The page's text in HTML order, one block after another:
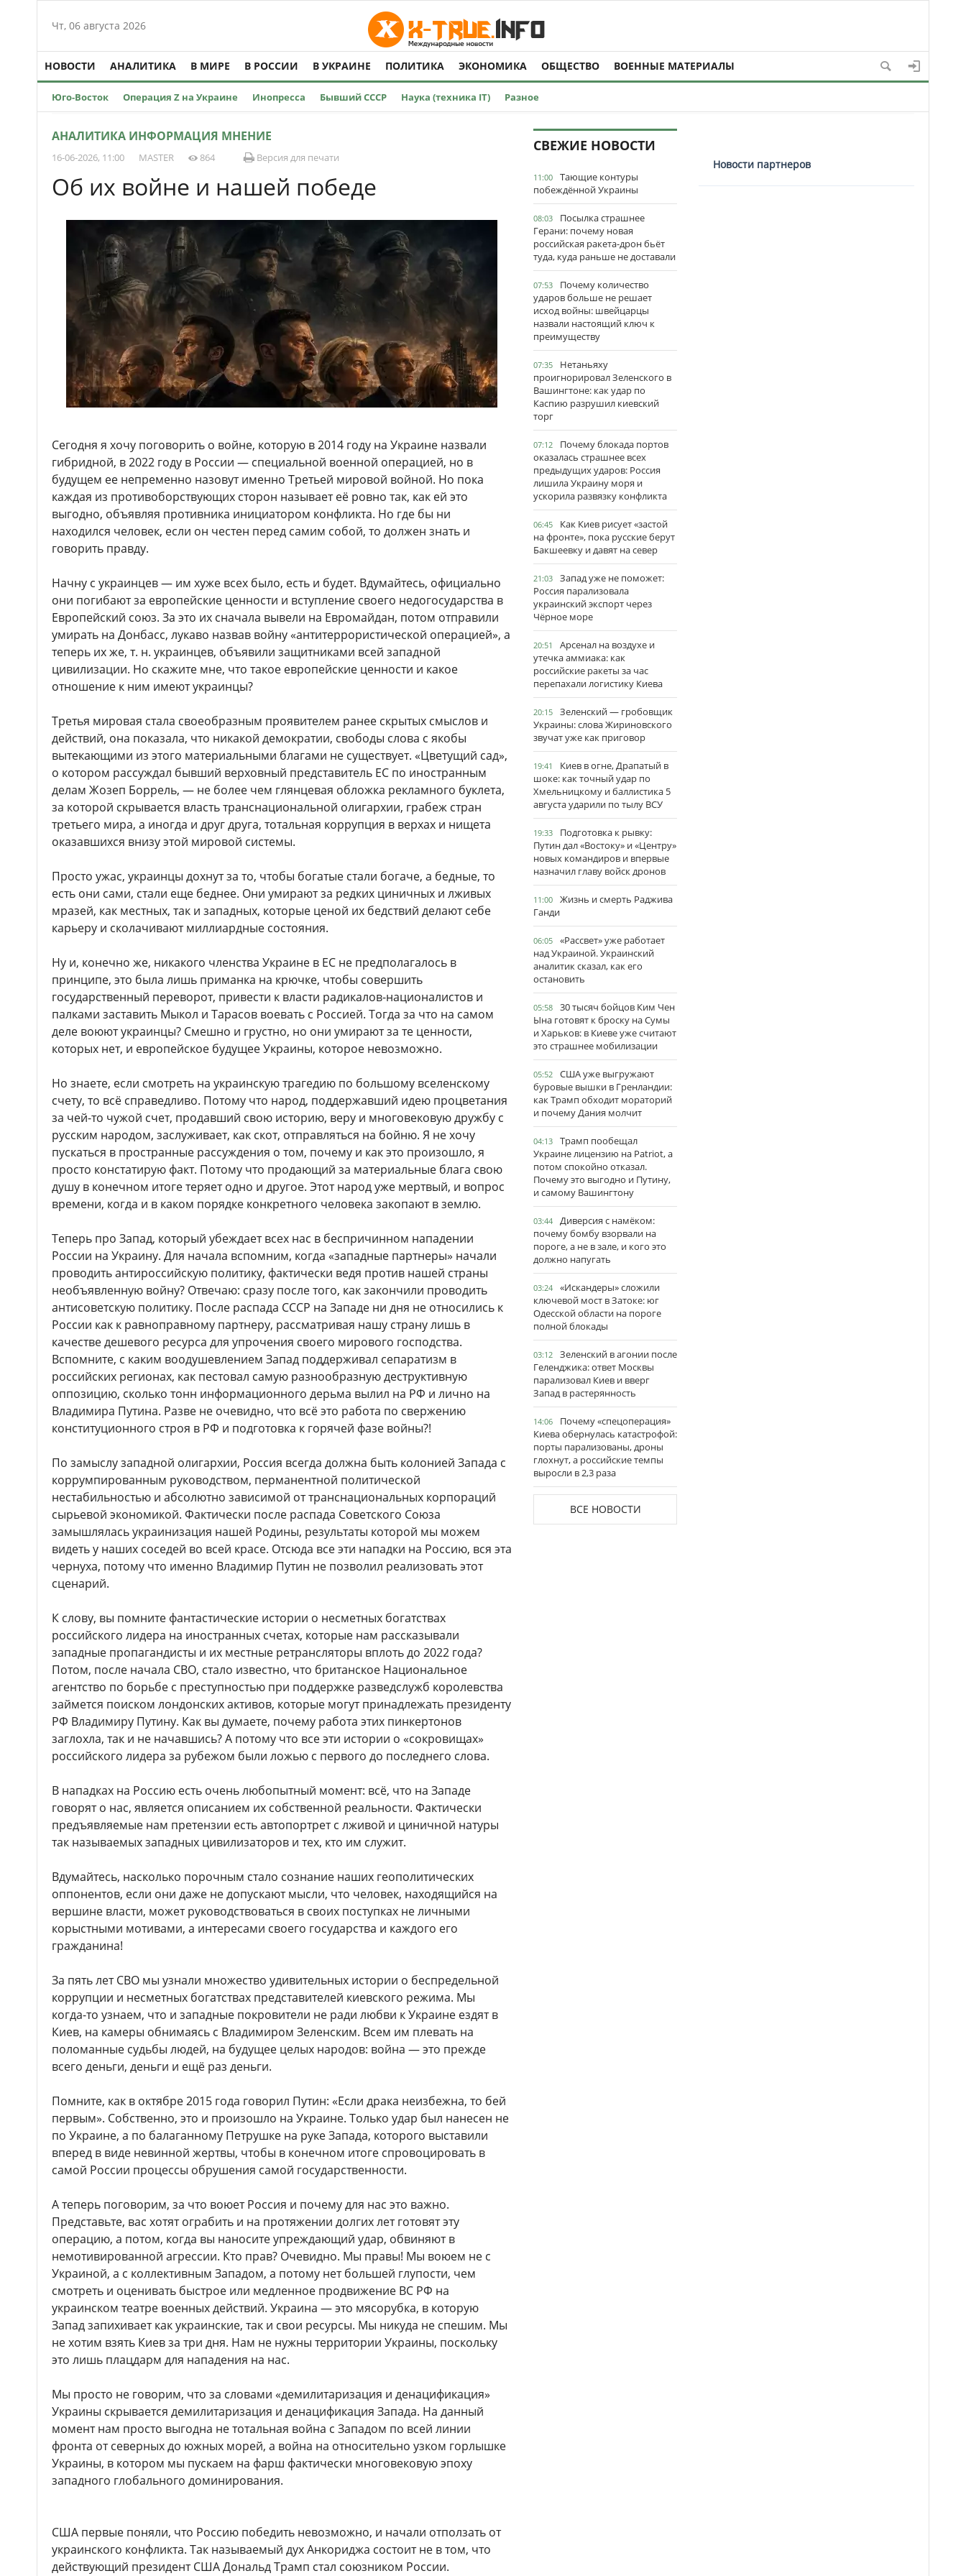
Чт, 06 августа 2026
НОВОСТИ АНАЛИТИКА В МИРЕ В РОССИИ В УКРАИНЕ ПОЛИТИКА ЭКОНОМИКА ОБЩЕСТВО ВОЕННЫЕ МАТЕРИАЛЫ
Юго-Восток Операция Z на Украине Инопресса Бывший СССР Наука (техника IT) Разное
АНАЛИТИКА ИНФОРМАЦИЯ МНЕНИЕ
16-06-2026, 11:00 MASTER 864 Версия для печати
Об их войне и нашей победе
Сегодня я хочу поговорить о войне, которую в 2014 году на Украине назвали
гибридной, в 2022 году в России — специальной военной операцией, но в
будущем ее непременно назовут именно Третьей мировой войной. Но пока
каждая из противоборствующих сторон называет её ровно так, как ей это
выгодно, объявляя противника инициатором конфликта. Но где бы ни
находился человек, если он честен перед самим собой, то должен знать и
говорить правду.
Начну с украинцев — им хуже всех было, есть и будет. Вдумайтесь, официально
они погибают за европейские ценности и вступление своего недогосударства в
Европейский союз. За это их сначала вывели на Евромайдан, потом отправили
умирать на Донбасс, лукаво назвав войну «антитеррористической операцией», а
теперь их же, т. н. украинцев, объявили защитниками всей западной
цивилизации. Но скажите мне, что такое европейские ценности и какое
отношение к ним имеют украинцы?
Третья мировая стала своеобразным проявителем ранее скрытых смыслов и
действий, она показала, что никакой демократии, свободы слова с якобы
вытекающими из этого материальными благами не существует. «Цветущий сад»,
о котором рассуждал бывший верховный представитель ЕС по иностранным
делам Жозеп Боррель, — не более чем глянцевая обложка рекламного буклета,
за которой скрывается власть транснациональной олигархии, грабеж стран
третьего мира, а иногда и друг друга, тотальная коррупция в верхах и нищета
оказавшихся внизу этой мировой системы.
Просто ужас, украинцы дохнут за то, чтобы богатые стали богаче, а бедные, то
есть они сами, стали еще беднее. Они умирают за редких циничных и лживых
мразей, как местных, так и западных, которые ценой их бедствий делают себе
карьеру и сколачивают миллиардные состояния.
Ну и, конечно же, никакого членства Украине в ЕС не предполагалось в
принципе, это была лишь приманка на крючке, чтобы совершить
государственный переворот, привести к власти радикалов-националистов и
палками заставить Мыкол и Тарасов воевать с Россией. Тогда за что на самом
деле воюют украинцы? Смешно и грустно, но они умирают за те ценности,
которых нет, и европейское будущее Украины, которое невозможно.
Но знаете, если смотреть на украинскую трагедию по большому вселенскому
счету, то всё справедливо. Потому что народ, поддержавший идею процветания
за чей-то чужой счет, продавший свою историю, веру и многовековую дружбу с
русским народом, заслуживает, как скот, отправляться на бойню. Я не хочу
пускаться в пространные рассуждения о том, почему и как это произошло, я
просто констатирую факт. Потому что продающий за материальные блага свою
душу в конечном итоге теряет одно и другое. Этот народ уже мертвый, и вопрос
времени, когда и в каком порядке конкретного человека закопают в землю.
Теперь про Запад, который убеждает всех нас в беспричинном нападении
России на Украину. Для начала вспомним, когда «западные партнеры» начали
проводить антироссийскую политику, фактически ведя против нашей страны
необъявленную войну? Отвечаю: сразу после того, как закончили проводить
антисоветскую политику. После распада СССР на Западе ни дня не относились к
России как к равноправному партнеру, рассматривая нашу страну лишь в
качестве дешевого ресурса для упрочения своего мирового господства.
Вспомните, с каким воодушевлением Запад поддерживал сепаратизм в
российских регионах, как пестовал самую разнообразную деструктивную
оппозицию, сколько тонн информационного дерьма вылил на РФ и лично на
Владимира Путина. Разве не очевидно, что всё это работа по свержению
конституционного строя в РФ и подготовка к горячей фазе войны?!
По замыслу западной олигархии, Россия всегда должна быть колонией Запада с
коррумпированным руководством, перманентной политической
нестабильностью и абсолютно зависимой от транснациональных корпораций
сырьевой экономикой. Фактически после распада Советского Союза
замышлялась украинизация нашей Родины, результаты которой мы можем
видеть у наших соседей во всей красе. Отсюда все эти нападки на Россию, вся эта
чернуха, потому что именно Владимир Путин не позволил реализовать этот
сценарий.
К слову, вы помните фантастические истории о несметных богатствах
российского лидера на иностранных счетах, которые нам рассказывали
западные пропагандисты и их местные ретрансляторы вплоть до 2022 года?
Потом, после начала СВО, стало известно, что британское Национальное
агентство по борьбе с преступностью при поддержке разведслужб королевства
займется поиском лондонских активов, которые могут принадлежать президенту
РФ Владимиру Путину. Как вы думаете, почему работа этих пинкертонов
заглохла, так и не начавшись? А потому что все эти истории о «сокровищах»
российского лидера за рубежом были ложью с первого до последнего слова.
В нападках на Россию есть очень любопытный момент: всё, что на Западе
говорят о нас, является описанием их собственной реальности. Фактически
предъявляемые нам претензии есть автопортрет с лживой и циничной натуры
так называемых западных цивилизаторов и тех, кто им служит.
Вдумайтесь, насколько порочным стало сознание наших геополитических
оппонентов, если они даже не допускают мысли, что человек, находящийся на
вершине власти, может руководствоваться в своих поступках не личными
корыстными мотивами, а интересами своего государства и каждого его
гражданина!
За пять лет СВО мы узнали множество удивительных истории о беспредельной
коррупции и несметных богатствах представителей киевского режима. Мы
когда-то узнаем, что и западные покровители не ради любви к Украине ездят в
Киев, на камеры обнимаясь с Владимиром Зеленским. Всем им плевать на
поломанные судьбы людей, на будущее целых народов: война — это прежде
всего деньги, деньги и ещё раз деньги.
Помните, как в октябре 2015 года говорил Путин: «Если драка неизбежна, то бей
первым». Собственно, это и произошло на Украине. Только удар был нанесен не
по Украине, а по балаганному Петрушке на руке Запада, которого выставили
вперед в виде невинной жертвы, чтобы в конечном итоге спровоцировать в
самой России процессы обрушения самой государственности.
А теперь поговорим, за что воюет Россия и почему для нас это важно.
Представьте, вас хотят ограбить и на протяжении долгих лет готовят эту
операцию, а потом, когда вы наносите упреждающий удар, обвиняют в
немотивированной агрессии. Кто прав? Очевидно. Мы правы! Мы воюем не с
Украиной, а с коллективным Западом, а потому нет большей глупости, чем
смотреть и оценивать быстрое или медленное продвижение ВС РФ на
украинском театре военных действий. Украина — это мясорубка, в которую
Запад запихивает как украинские, так и свои ресурсы. Мы никуда не спешим. Мы
не хотим взять Киев за три дня. Нам не нужны территории Украины, поскольку
это лишь плацдарм для нападения на нас.
Мы просто не говорим, что за словами «демилитаризация и денацификация»
Украины скрывается демилитаризация и денацификация Запада. На данный
момент нам просто выгодна не тотальная война с Западом по всей линии
фронта от северных до южных морей, а война на относительно узком горлышке
Украины, в котором мы пускаем на фарш фактически многовековую эпоху
западного глобального доминирования.
США первые поняли, что Россию победить невозможно, и начали отползать от
украинского конфликта. Так называемый дух Анкориджа состоит не в том, что
действующий президент США Дональд Трамп стал союзником России.
СВЕЖИЕ НОВОСТИ
11:00
Тающие контуры
побеждённой Украины
08:03
Посылка страшнее
Герани: почему новая
российская ракета-дрон бьёт
туда, куда раньше не доставали
07:53
Почему количество
ударов больше не решает
исход войны: швейцарцы
назвали настоящий ключ к
преимуществу
07:35
Нетаньяху
проигнорировал Зеленского в
Вашингтоне: как удар по
Каспию разрушил киевский
торг
07:12
Почему блокада портов
оказалась страшнее всех
предыдущих ударов: Россия
лишила Украину моря и
ускорила развязку конфликта
06:45
Как Киев рисует «застой
на фронте», пока русские берут
Бакшеевку и давят на север
21:03
Запад уже не поможет:
Россия парализовала
украинский экспорт через
Чёрное море
20:51
Арсенал на воздухе и
утечка аммиака: как
российские ракеты за час
перепахали логистику Киева
20:15
Зеленский — гробовщик
Украины: слова Жириновского
звучат уже как приговор
19:41
Киев в огне, Драпатый в
шоке: как точный удар по
Хмельницкому и баллистика 5
августа ударили по тылу ВСУ
19:33
Подготовка к рывку:
Путин дал «Востоку» и «Центру»
новых командиров и впервые
назначил главу войск дронов
11:00
Жизнь и смерть Раджива
Ганди
06:05
«Рассвет» уже работает
над Украиной. Украинский
аналитик сказал, как его
остановить
05:58
30 тысяч бойцов Ким Чен
Ына готовят к броску на Сумы
и Харьков: в Киеве уже считают
это страшнее мобилизации
05:52
США уже выгружают
буровые вышки в Гренландии:
как Трамп обходит мораторий
и почему Дания молчит
04:13
Трамп пообещал
Украине лицензию на Patriot, а
потом спокойно отказал.
Почему это выгодно и Путину,
и самому Вашингтону
03:44
Диверсия с намёком:
почему бомбу взорвали на
пороге, а не в зале, и кого это
должно напугать
03:24
«Искандеры» сложили
ключевой мост в Затоке: юг
Одесской области на пороге
полной блокады
03:12
Зеленский в агонии после
Геленджика: ответ Москвы
парализовал Киев и вверг
Запад в растерянность
14:06
Почему «спецоперация»
Киева обернулась катастрофой:
порты парализованы, дроны
глохнут, а российские темпы
выросли в 2,3 раза
ВСЕ НОВОСТИ
Новости партнеров